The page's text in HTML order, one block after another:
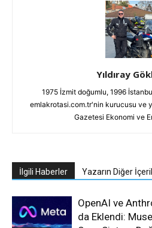
Yıldıray
1975 İzmit doğumlu, 1996
emlakrotasi.com.tr'nin kurucusu ve
Gazetesi Ekonomi ve
İlgili Haberler Yazarın Diğer
OpenAI ve
da Eklendi: